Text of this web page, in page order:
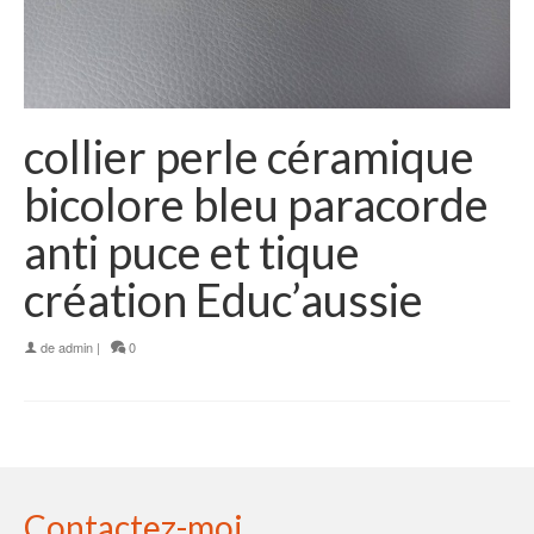
collier perle céramique
bicolore bleu paracorde
anti puce et tique
création Educ’aussie
deadmin | 0